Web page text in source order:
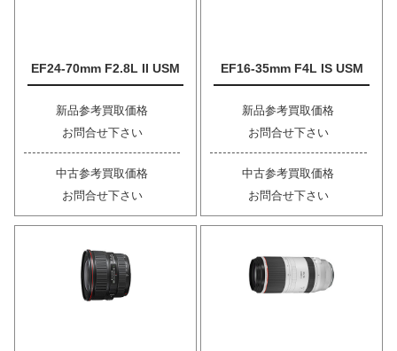
EF24-70mm F2.8L II USM
新品参考買取価格
お問合せ下さい
中古参考買取価格
お問合せ下さい
EF16-35mm F4L IS USM
新品参考買取価格
お問合せ下さい
中古参考買取価格
お問合せ下さい